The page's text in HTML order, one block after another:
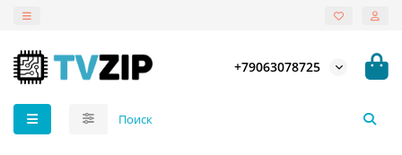
+79063078725